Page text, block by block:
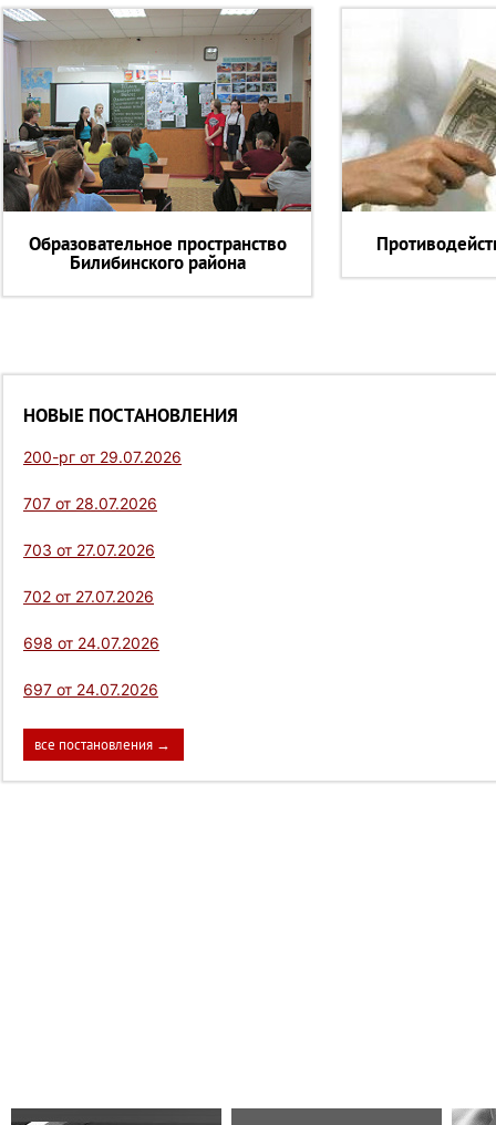
Образовательное пространство
Билибинского района
НОВЫЕ ПОСТАНОВЛЕНИЯ
200-рг от 29.07.2026
707 от 28.07.2026
703 от 27.07.2026
702 от 27.07.2026
698 от 24.07.2026
697 от 24.07.2026
все постановления →